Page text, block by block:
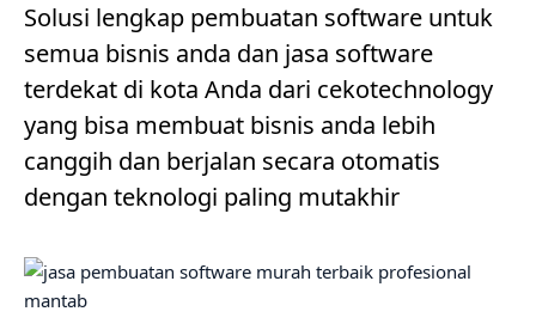
Solusi lengkap pembuatan software untuk
semua bisnis anda dan jasa software
terdekat di kota Anda dari cekotechnology
yang bisa membuat bisnis anda lebih
canggih dan berjalan secara otomatis
dengan teknologi paling mutakhir